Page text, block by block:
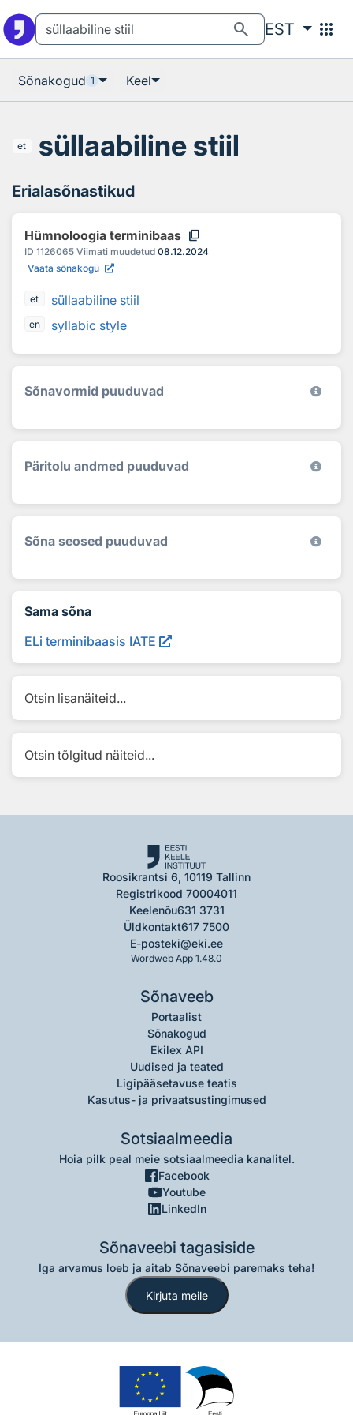
search EST apps
Sõnakogud 1 Keel
et süllaabiline stiil
Erialasõnastikud
Hümnoloogia terminibaas content_copy
ID 1126065 Viimati muudetud 08.12.2024
Vaata sõnakogu
et süllaabiline stiil
en syllabic style
Sõnavormid puuduvad
Päritolu andmed puuduvad
Sõna seosed puuduvad
Sama sõna
ELi terminibaasis IATE
Otsin lisanäiteid...
Otsin tõlgitud näiteid...
Roosikrantsi 6, 10119 Tallinn
Registrikood 70004011
Keelenõu631 3731
Üldkontakt617 7500
E-posteki@eki.ee
Wordweb App 1.48.0
Sõnaveeb
Portaalist
Sõnakogud
Ekilex API
Uudised ja teated
Ligipääsetavuse teatis
Kasutus- ja privaatsustingimused
Sotsiaalmeedia
Hoia pilk peal meie sotsiaalmeedia kanalitel.
Facebook
Youtube
LinkedIn
Sõnaveebi tagasiside
Iga arvamus loeb ja aitab Sõnaveebi paremaks teha!
Kirjuta meile